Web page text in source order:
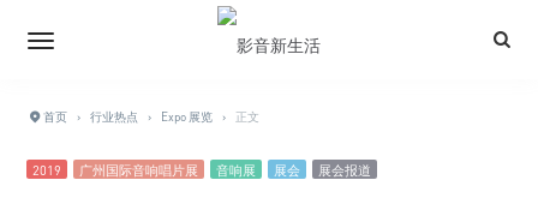
首页 › 行业热点 › Expo 展览 › 正文
2019 广州国际音响唱片展 音响展 展会 展会报道